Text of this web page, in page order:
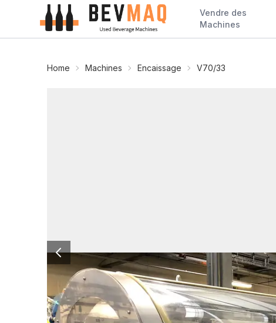
Vendre des
Machines
Home Machines Encaissage V70/33